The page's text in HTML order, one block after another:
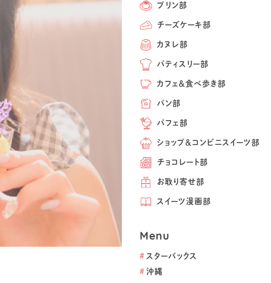
プリン部
チーズケーキ部
カヌレ部
パティスリー部
カフェ＆食べ歩き部
パン部
パフェ部
ショップ＆コンビニスイーツ部
チョコレート部
お取り寄せ部
スイーツ漫画部
Menu
# スターバックス
# 沖縄